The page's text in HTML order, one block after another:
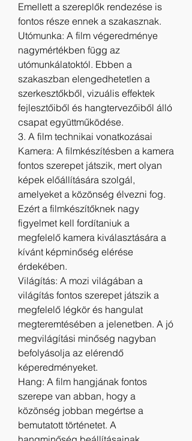
Emellett a szereplők rendezése is
fontos része ennek a szakasznak.
Utómunka: A film végeredménye
nagymértékben függ az
utómunkálatoktól. Ebben a
szakaszban elengedhetetlen a
szerkesztőkből, vizuális effektek
fejlesztőiből és hangtervezőiből álló
csapat együttműködése.
3. A film technikai vonatkozásai
Kamera: A filmkészítésben a kamera
fontos szerepet játszik, mert olyan
képek előállítására szolgál,
amelyeket a közönség élvezni fog.
Ezért a filmkészítőknek nagy
figyelmet kell fordítaniuk a
megfelelő kamera kiválasztására a
kívánt képminőség elérése
érdekében.
Világítás: A mozi világában a
világítás fontos szerepet játszik a
megfelelő légkör és hangulat
megteremtésében a jelenetben. A jó
megvilágítási minőség nagyban
befolyásolja az elérendő
képeredményeket.
Hang: A film hangjának fontos
szerepe van abban, hogy a
közönség jobban megértse a
bemutatott történetet. A